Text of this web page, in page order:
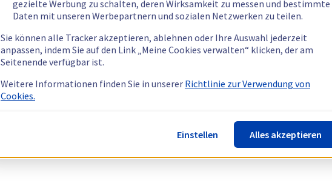
gezielte Werbung zu schalten, deren Wirksamkeit zu messen und bestimmte
Daten mit unseren Werbepartnern und sozialen Netzwerken zu teilen.
Sie können alle Tracker akzeptieren, ablehnen oder Ihre Auswahl jederzeit
anpassen, indem Sie auf den Link „Meine Cookies verwalten“ klicken, der am
Seitenende verfügbar ist.
Weitere Informationen finden Sie in unserer Richtlinie zur Verwendung von
Cookies.
Einstellen Alles akzeptieren